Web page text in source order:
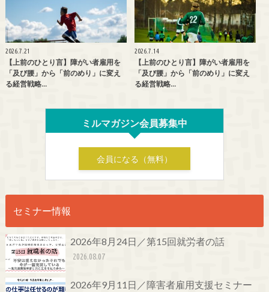
2026.7.21
【上前のひとり言】障がい者雇用を
「及び腰」から「前のめり」に変え
る経営戦略…
2026.7.14
【上前のひとり言】障がい者雇用を
「及び腰」から「前のめり」に変え
る経営戦略…
ミルマガジン会員募集中
会員になる（無料）
セミナー情報
2026年8月24日／第15回就労者の話
2026.08.07
2026年9月11日／障害者雇用支援セミナー